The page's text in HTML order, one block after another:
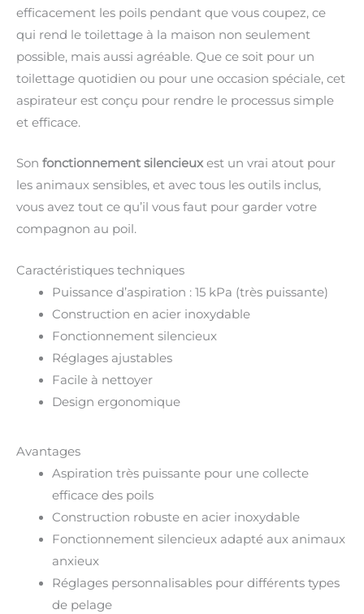
efficacement les poils pendant que vous coupez, ce
qui rend le toilettage à la maison non seulement
possible, mais aussi agréable. Que ce soit pour un
toilettage quotidien ou pour une occasion spéciale, cet
aspirateur est conçu pour rendre le processus simple
et efficace.
Son fonctionnement silencieuxest un vrai atout pour
les animaux sensibles, et avec tous les outils inclus,
vous avez tout ce qu’il vous faut pour garder votre
compagnon au poil.
Caractéristiques techniques
Puissance d’aspiration : 15 kPa (très puissante)
Construction en acier inoxydable
Fonctionnement silencieux
Réglages ajustables
Facile à nettoyer
Design ergonomique
Avantages
Aspiration très puissante pour une collecte
efficace des poils
Construction robuste en acier inoxydable
Fonctionnement silencieux adapté aux animaux
anxieux
Réglages personnalisables pour différents types
de pelage